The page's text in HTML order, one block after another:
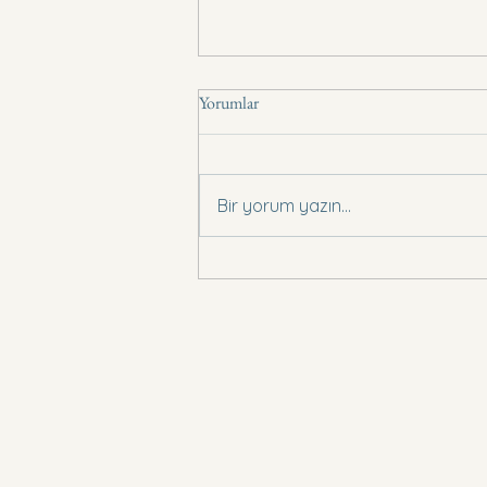
Yorumlar
Bir yorum yazın...